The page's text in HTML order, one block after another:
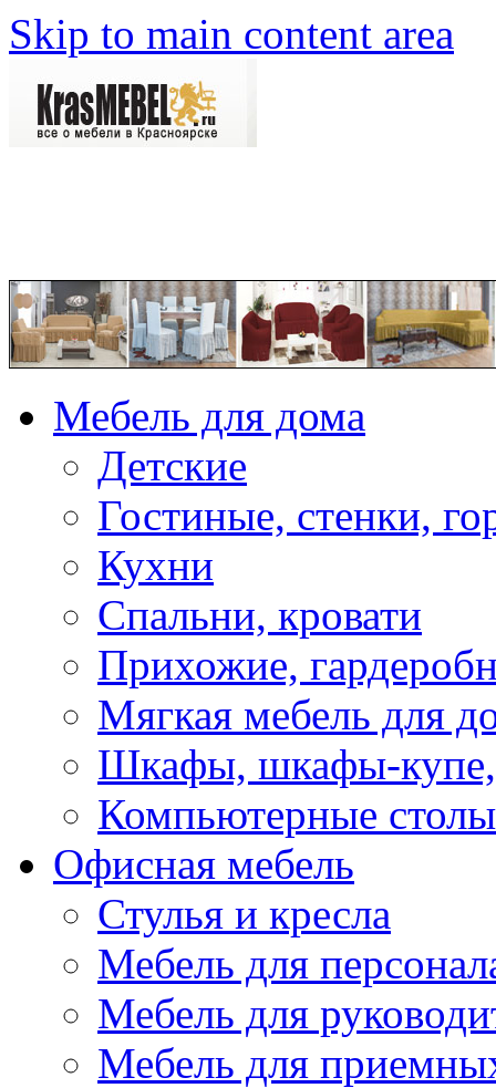
Skip to main content area
Мебель для дома
Детские
Гостиные, стенки,
Кухни
Спальни, кровати
Прихожие,
Мягкая мебель для
Шкафы, шкафы-купе,
Компьютерные столы
Офисная мебель
Стулья и кресла
Мебель для
Мебель для
Мебель для